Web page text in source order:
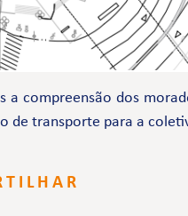
a compreensão dos
de transporte para a